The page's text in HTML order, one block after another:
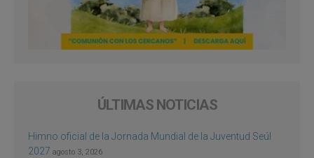
ÚLTIMAS NOTICIAS
Himno oficial de la Jornada Mundial de la Juventud Seúl
2027 agosto 3, 2026